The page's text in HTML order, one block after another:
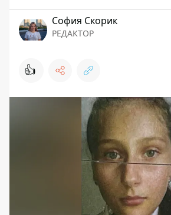
София Скорик
РЕДАКТОР
👍